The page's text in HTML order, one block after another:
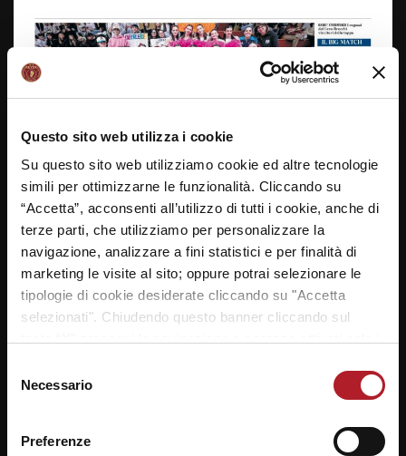
Questo sito web utilizza i cookie
Su questo sito web utilizziamo cookie ed altre tecnologie
simili per ottimizzarne le funzionalità. Cliccando su
“Accetta”, acconsenti all’utilizzo di tutti i cookie, anche di
terze parti, che utilizziamo per personalizzare la
navigazione, analizzare a fini statistici e per finalità di
marketing le visite al sito; oppure potrai selezionare le
tipologie di cookie desiderate cliccando su "Accetta
selezionati". Chiudendo questo banner cliccando sul
modificare le tue preferenze in ogni momento mediante il
link “Impostazione dei cookie” a fine pagina. Per ulteriori
Cookie
Policy.
delNecessario
Preferenze